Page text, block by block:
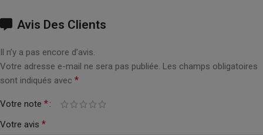
Avis Des Clients
Il n’y a pas encore d’avis.
Votre adresse e-mail ne sera pas publiée. Les champs obligatoires
sont indiqués avec *
Votre note *
Votre avis *